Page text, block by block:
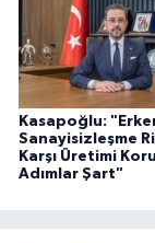
Kasapoğlu:
Sanayisizleşme
Karşı Üretimi
Adımlar Şart"